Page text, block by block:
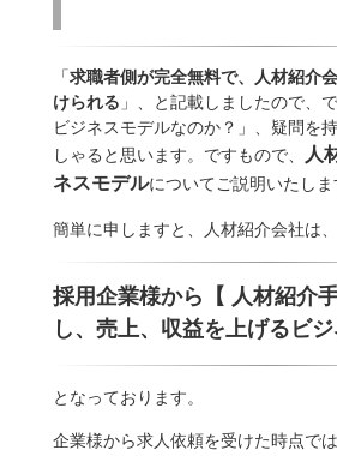
「求職者側が完全無料で、人材紹介
けられる 」、と記載しましたので、
ビジネスモデルなのか？」、疑問を
しゃると思います。ですもので、
人
ネスモデルについてご説明いたしま
簡単に申しますと、人材紹介会社は、
採用企業様から【 人材紹介
し、売上、収益を上げるビ
となっております。
企業様から求人依頼を受けた時点で